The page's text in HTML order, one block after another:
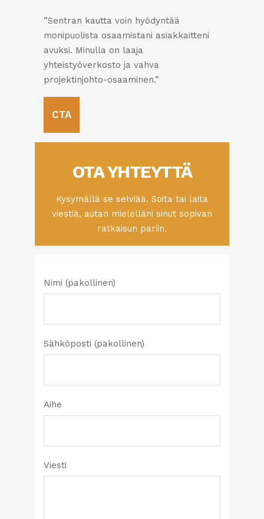
”Sentran kautta voin hyödyntää
monipuolista osaamistani asiakkaitteni
avuksi. Minulla on laaja
yhteistyöverkosto ja vahva
projektinjohto-osaaminen.”
CTA
OTA YHTEYTTÄ
Kysymällä se selviää. Soita tai laita
viestiä, autan mielelläni sinut sopivan
ratkaisun pariin.
Nimi (pakollinen)
Sähköposti (pakollinen)
Aihe
Viesti